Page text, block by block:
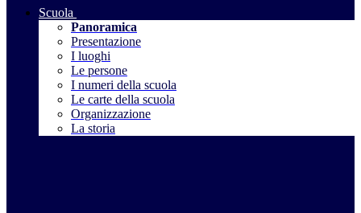
Scuola
Panoramica
Presentazione
I luoghi
Le persone
I numeri della scuola
Le carte della scuola
Organizzazione
La storia